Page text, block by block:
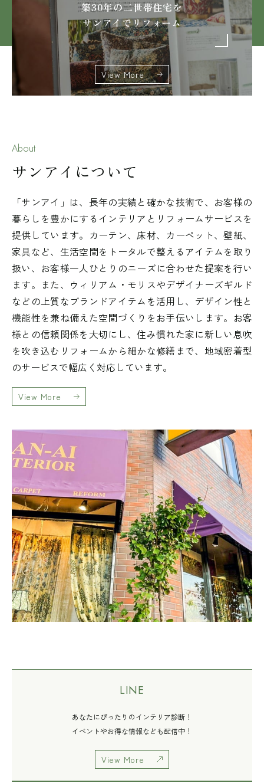
築30年の二世帯住宅を
サンアイでリフォーム
View More
About
サンアイについて
「サンアイ」は、長年の実績と確かな技術で、お客様の
暮らしを豊かにするインテリアとリフォームサービスを
提供しています。カーテン、床材、カーペット、壁紙、
家具など、生活空間をトータルで整えるアイテムを取り
扱い、お客様一人ひとりのニーズに合わせた提案を行い
ます。また、ウィリアム・モリスやデザイナーズギルド
などの上質なブランドアイテムを活用し、デザイン性と
機能性を兼ね備えた空間づくりをお手伝いします。お客
様との信頼関係を大切にし、住み慣れた家に新しい息吹
を吹き込むリフォームから細かな修繕まで、地域密着型
のサービスで幅広く対応しています。
View More
LINE
あなたにぴったりのインテリア診断！
イベントやお得な情報なども配信中！
View More